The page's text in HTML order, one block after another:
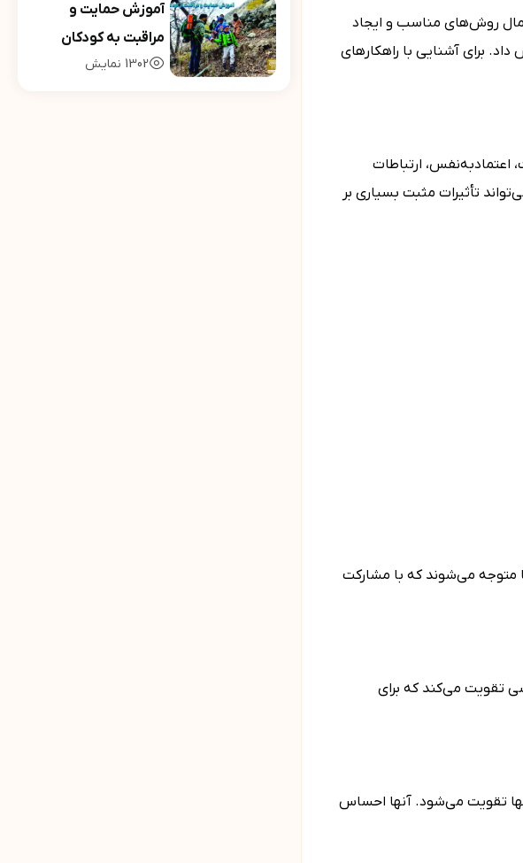
روش‌های مناسب و ایجاد
برای آشنایی با راهکارهای
ارتباطات
تأثیرات مثبت بسیاری بر
می‌شوند که با مشارکت
تقویت می‌کند که برای
تقویت می‌شود. آن­ها احساس
آموزش حمایت و
مراقبت به کودکان
1302 نمایش